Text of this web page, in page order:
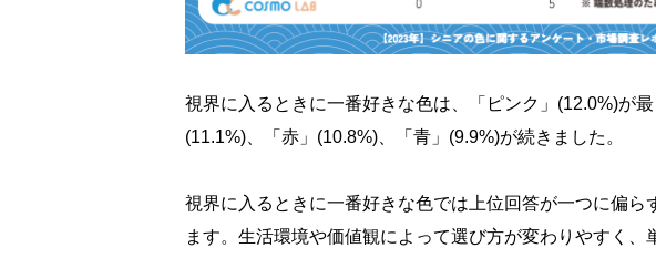
視界に入るときに一番好きな色は、「ピンク」(12.0%)が最
(11.1%)、「赤」(10.8%)、「青」(9.9%)が続きました。
視界に入るときに一番好きな色では上位回答が一つに偏ら
ます。生活環境や価値観によって選び方が変わりやすく、